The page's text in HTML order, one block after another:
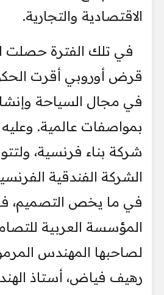
الاقتصادية والتجارية.
في تلك الفترة حصلت
قرض أوروبي أقرت
في مجال السياحة
بمواصفات عالمية. وعليه
شركة بناء فرنسية،
الشركة الفندقية
في ما يخص التصميم،
المؤسسة العربية
لصاحبها المهندس
رهيف فياض، أستاذ